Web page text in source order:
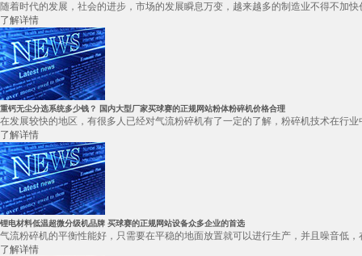
随着时代的发展，社会的进步，市场的发展瞬息万变，越来越多的制造业不得不加
了解详情
重钙无尘分选系统多少钱？ 国内大型厂家买球赛的正规网站粉体粉碎机价格合理
在发展较快的地区，有很多人已经对气流粉碎机有了一定的了解，粉碎机技术在行
了解详情
锂电材料低温超微分级机品牌 买球赛的正规网站设备众多企业的首选
气流粉碎机的平衡性能好，只需要在平稳的地面放置就可以进行生产，并且噪音低
了解详情